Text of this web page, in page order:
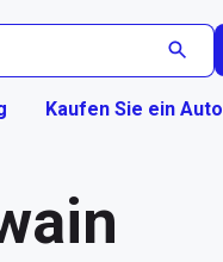
Kaufen Sie ein Auto